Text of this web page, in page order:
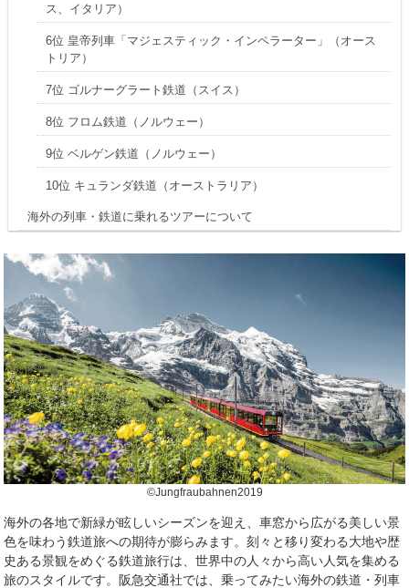
ス、イタリア）
6位 皇帝列車「マジェスティック・インペラーター」（オース
トリア）
7位 ゴルナーグラート鉄道（スイス）
8位 フロム鉄道（ノルウェー）
9位 ベルゲン鉄道（ノルウェー）
10位 キュランダ鉄道（オーストラリア）
海外の列車・鉄道に乗れるツアーについて
©Jungfraubahnen2019
海外の各地で新緑が眩しいシーズンを迎え、車窓から広がる美しい景
色を味わう鉄道旅への期待が膨らみます。刻々と移り変わる大地や歴
史ある景観をめぐる鉄道旅行は、世界中の人々から高い人気を集める
旅のスタイルです。阪急交通社では、乗ってみたい海外の鉄道・列車